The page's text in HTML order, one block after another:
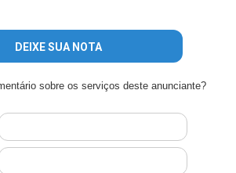
DEIXE SUA NOTA
sobre os serviços deste anunciante?